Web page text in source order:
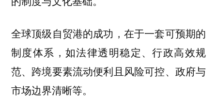
全球顶级自贸港的成功，在于一套可预期的
制度体系，如法律透明稳定、行政高效规
范、跨境要素流动便利且风险可控、政府与
市场边界清晰等。